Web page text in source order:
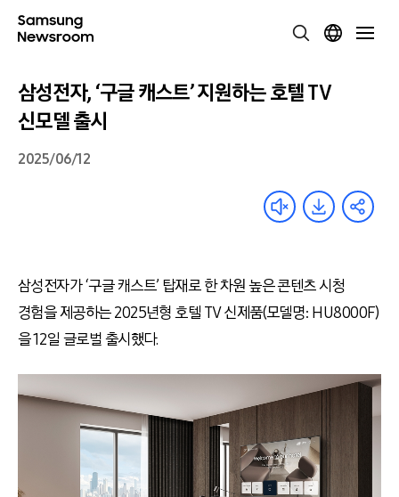
삼성전자, ‘구글 캐스트’ 지원하는 호텔 TV
신모델 출시
2025/06/12
삼성전자가 ‘구글 캐스트’ 탑재로 한 차원 높은 콘텐츠 시청
경험을 제공하는 2025년형 호텔 TV 신제품(모델명: HU8000F)
을 12일 글로벌 출시했다.